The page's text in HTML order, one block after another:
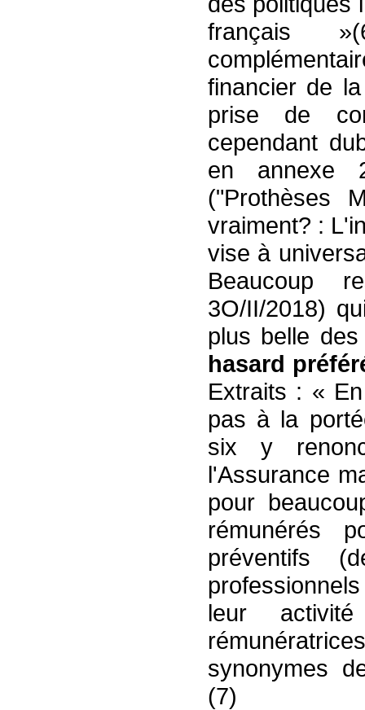
français
financier de
prise de
cependant
en annexe
("Prothèses
vraiment? :
vise à
Beaucoup
3O/II/2018)
plus belle
hasard
Extraits : «
pas à la
six y
l'Assurance
pour
rémunérés
préventifs
leur
synonymes
(7)